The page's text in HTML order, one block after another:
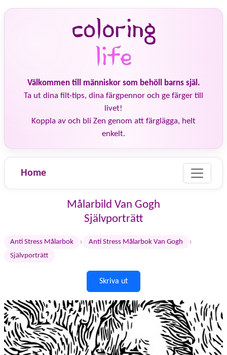
Välkommen till människor som behöll barns själ.
Ta ut dina filt-tips, dina färgpennor och ge färger till
livet!
Koppla av och bli Zen genom att färglägga, helt
enkelt.
Home
Målarbild Van Gogh
Självporträtt
Anti Stress Målarbok › Anti Stress Målarbok Van Gogh ›
Självporträtt
Skriva ut